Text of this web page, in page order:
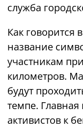
служба
Как говорится
название
участникам
километров.
будут
темпе.
активистов к